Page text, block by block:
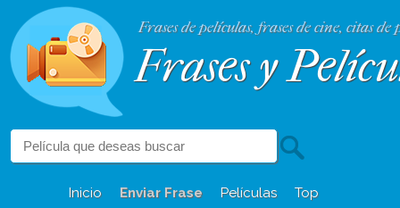
Frases de películas, frases de cine, citas de
Frases y
Inicio Enviar Frase Películas
Top